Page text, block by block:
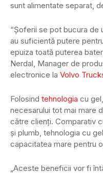
sunt alimentate separat,
“Şoferii se pot bucura de
au suficientă putere
epuiza toată puterea
Nerdal, Manager de
electronice la Volvo
Folosind tehnologia cu
necesarului tot mai mare
către clienţi. Comparativ
şi plumb, tehnologia cu
capacitatea mare pentru
„Aceste beneficii vor fi